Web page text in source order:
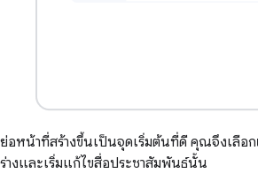
ย่อหน้าที่สร้างขึ้นเป็นจุดเริ่มต้นที่ดี คุณจึงเลือก
ร่างและเริ่มแก้ไขสื่อประชาสัมพันธ์นั้น